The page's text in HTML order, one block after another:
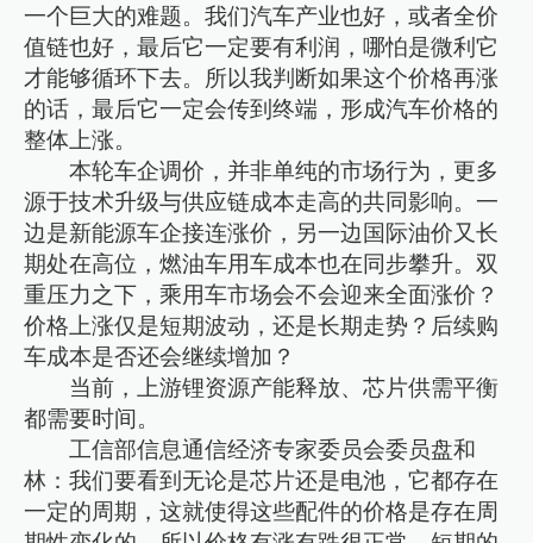
一个巨大的难题。我们汽车产业也好，或者全价
值链也好，最后它一定要有利润，哪怕是微利它
才能够循环下去。所以我判断如果这个价格再涨
的话，最后它一定会传到终端，形成汽车价格的
整体上涨。
本轮车企调价，并非单纯的市场行为，更多
源于技术升级与供应链成本走高的共同影响。一
边是新能源车企接连涨价，另一边国际油价又长
期处在高位，燃油车用车成本也在同步攀升。双
重压力之下，乘用车市场会不会迎来全面涨价？
价格上涨仅是短期波动，还是长期走势？后续购
车成本是否还会继续增加？
当前，上游锂资源产能释放、芯片供需平衡
都需要时间。
工信部信息通信经济专家委员会委员盘和
林：我们要看到无论是芯片还是电池，它都存在
一定的周期，这就使得这些配件的价格是存在周